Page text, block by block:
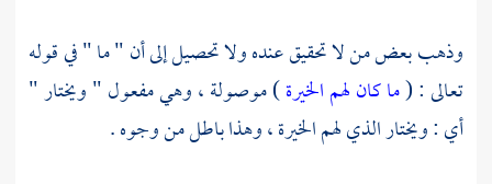
وذهب بعض من لا تحقيق عنده ولا تحصيل إلى أن " ما " في قوله
تعالى : (ما كان لهم الخيرة) موصولة ، وهي مفعول " ويختار "
أي : ويختار الذي لهم الخيرة ، وهذا باطل من وجوه .